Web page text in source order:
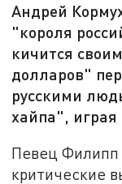
Андрей
"короля
кичится
долларов"
русскими
хайпа", играя
Певец Филипп
критические